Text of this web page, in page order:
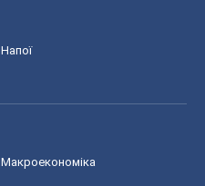
Напої
Макроекономіка